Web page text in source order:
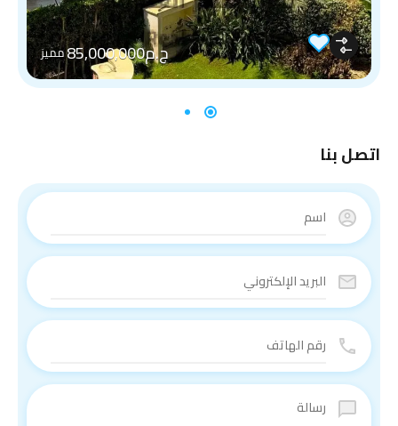
ج.م85,000,000 مميز
اتصل بنا